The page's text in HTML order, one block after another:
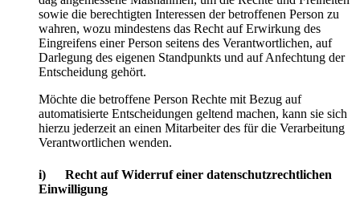
sowie die berechtigten Interessen der betroffenen Person zu
wahren, wozu mindestens das Recht auf Erwirkung des
Eingreifens einer Person seitens des Verantwortlichen, auf
Darlegung des eigenen Standpunkts und auf Anfechtung der
Entscheidung gehört.
Möchte die betroffene Person Rechte mit Bezug auf
automatisierte Entscheidungen geltend machen, kann sie sich
hierzu jederzeit an einen Mitarbeiter des für die Verarbeitung
Verantwortlichen wenden.
i) Recht auf Widerruf einer datenschutzrechtlichen
Einwilligung